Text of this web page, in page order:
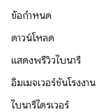
ข้อกำหนด
ดาวน์โหลด
แสดงพรีวิวไบนารี
อิมเมจเวอร์ชันโรงงาน
ไบนารีไดรเวอร์